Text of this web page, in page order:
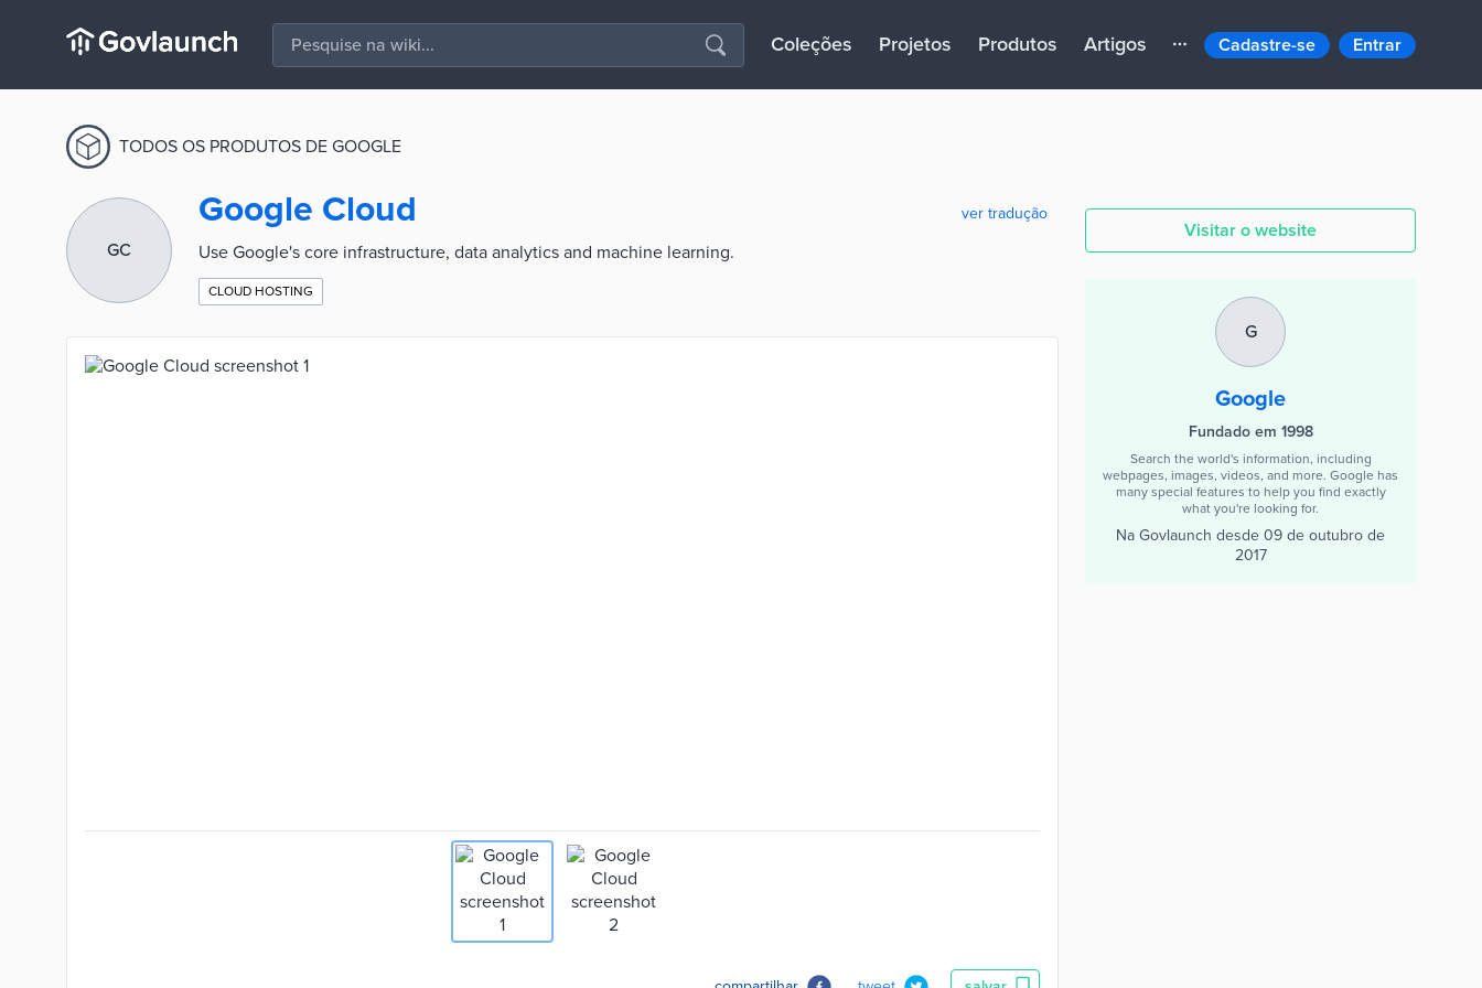
Coleções Projetos Produtos Artigos Cadastre-se Entrar
TODOS OS PRODUTOS DE GOOGLE
GC
Google Cloud ver tradução
Use Google's core infrastructure, data analytics and machine learning.
CLOUD HOSTING
Visitar o website
G
Google
Fundado em 1998
Search the world's information, including
webpages, images, videos, and more. Google has
many special features to help you find exactly
what you're looking for.
Na Govlaunch desde 09 de outubro de
2017